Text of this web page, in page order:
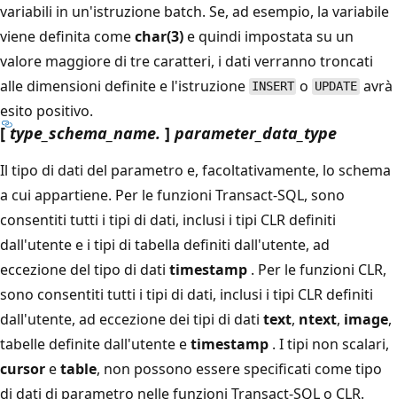
variabili in un'istruzione batch. Se, ad esempio, la variabile
viene definita comechar(3)e quindi impostata su un
valore maggiore di tre caratteri, i dati verranno troncati
alle dimensioni definite e l'istruzione INSERT o UPDATE avrà
esito positivo.
[type_schema_name. ] parameter_data_type
Il tipo di dati del parametro e, facoltativamente, lo schema
a cui appartiene. Per le funzioni Transact-SQL, sono
consentiti tutti i tipi di dati, inclusi i tipi CLR definiti
dall'utente e i tipi di tabella definiti dall'utente, ad
eccezione del tipo di dati timestamp . Per le funzioni CLR,
sono consentiti tutti i tipi di dati, inclusi i tipi CLR definiti
dall'utente, ad eccezione dei tipi di dati text, ntext, image,
tabelle definite dall'utente etimestamp . I tipi non scalari,
cursoretable, non possono essere specificati come tipo
di dati di parametro nelle funzioni Transact-SQL o CLR.